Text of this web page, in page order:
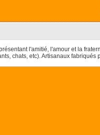
l'amitié, l'amour et la
chats, etc). Artisanaux fabriqués